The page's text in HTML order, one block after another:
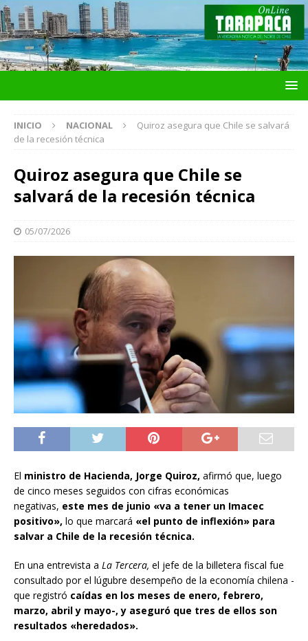
INICIO NACIONAL
Quiroz asegura que Chile se salvará
de la recesión técnica
Quiroz asegura que Chile se
salvará de la recesión técnica
05/07/2026
El ministro de Hacienda, Jorge Quiroz, afirmó que, luego
de cinco meses seguidos con cifras económicas
negativas, este mes de junio «va a tener un Imacec
positivo», lo que marcará «el punto de inflexión» para
salvar a Chile de la recesión técnica.
En una entrevista a La Tercera, el jefe de la billetera fiscal fue
consultado por el lúgubre desempeño de la economía chilena -
que registró caídas en los meses de enero, febrero,
marzo, abril y mayo-, y aseguró que tres de ellos son
resultados «heredados».